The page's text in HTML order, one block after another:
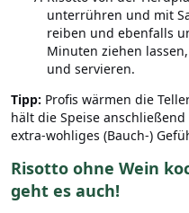
unterrühren und mit
reiben und ebenfalls
Minuten ziehen
und servieren.
Tipp: Profis wärmen die
hält die Speise
extra-wohliges (Bauch-)
Risotto ohne Wein
geht es auch!